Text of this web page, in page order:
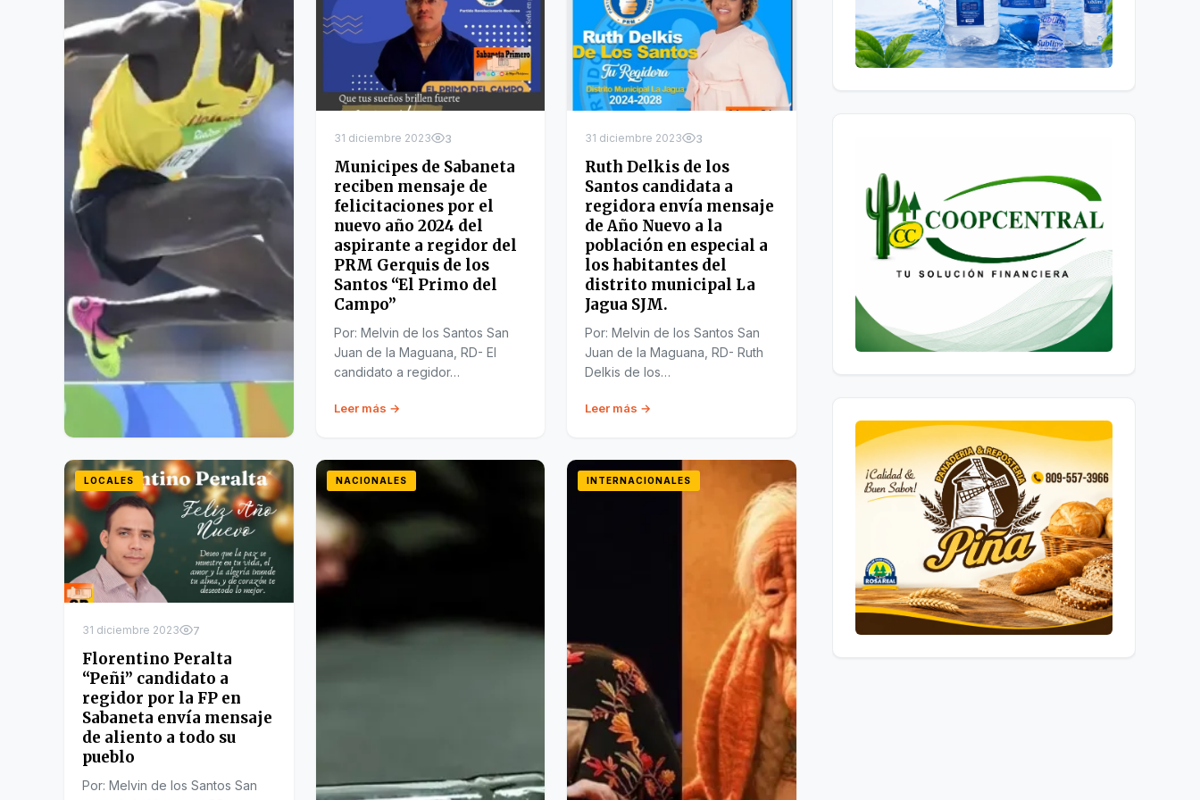
31 diciembre 2023 5
Encuentran sin vida al
atleta ugandés
Benjamin Kiplagat, tras
ser apuñalado
El vehículo se encontraba en la
carretera que une la ciudad de
Leer más →
31 diciembre 2023 3
Municipes de Sabaneta
reciben mensaje de
felicitaciones por el
nuevo año 2024 del
aspirante a regidor del
PRM Gerquis de los
Santos “El Primo del
Campo”
Por: Melvin de los Santos San
Juan de la Maguana, RD- El
candidato a regidor…
Leer más →
31 diciembre 2023 3
Ruth Delkis de los
Santos candidata a
regidora envía mensaje
de Año Nuevo a la
población en especial a
los habitantes del
distrito municipal La
Jagua SJM.
Por: Melvin de los Santos San
Juan de la Maguana, RD- Ruth
Delkis de los…
Leer más →
LOCALES
31 diciembre 2023 7
Florentino Peralta
“Peñi” candidato a
regidor por la FP en
Sabaneta envía mensaje
de aliento a todo su
pueblo
Por: Melvin de los Santos San
NACIONALES INTERNACIONALES